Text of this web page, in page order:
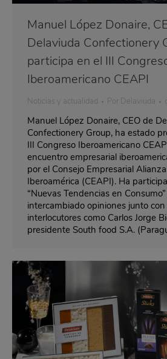
Manuel López Donaire,
Delaviuda Confectionery
participa en el III
Iberoamericano CEAPI
Noticias y actualidad Por Delaviuda
Manuel López Donaire, CEO de
Confectionery Group, ha estado
III Congreso Iberoamericano
encuentro empresarial
por el Consejo Empresarial
Iberoamérica (CEAPI). Ha
“Nuevas Tendencias en
intercambiado opiniones junto
interlocutores como Carlos Jorge
presidente South food S.A.